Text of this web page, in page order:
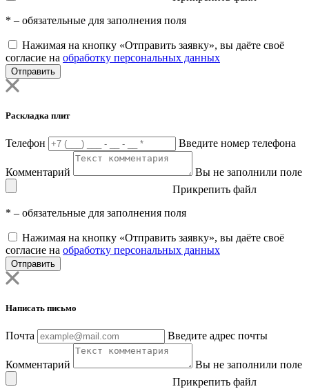
* – обязательные для заполнения поля
Нажимая на кнопку «Отправить заявку», вы даёте своё
согласие на обработку персональных данных
Отправить
Раскладка плит
Телефон Введите номер телефона
Комментарий
Вы не заполнили поле
Прикрепить файл
* – обязательные для заполнения поля
Нажимая на кнопку «Отправить заявку», вы даёте своё
согласие на обработку персональных данных
Отправить
Написать письмо
Почта Введите адрес почты
Комментарий
Вы не заполнили поле
Прикрепить файл